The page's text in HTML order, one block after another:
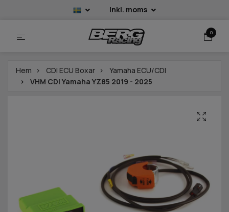
Inkl. moms
0
Hem CDI ECU Boxar
Yamaha ECU/CDI
VHM CDI Yamaha YZ85 2019 - 2025